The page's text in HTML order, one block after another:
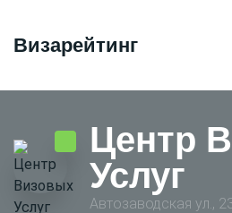
Визарейтинг
Центр
Услуг
Автозаводская ул.,